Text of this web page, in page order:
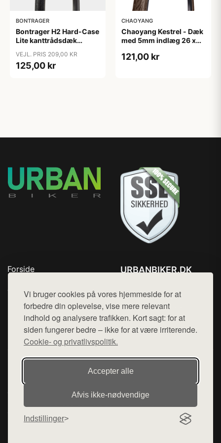
Vi bruger cookies på vores hjemmeside for at
forbedre din oplevelse, vise mere relevant
indhold og analysere trafikken. Kort sagt: for at
siden fungerer bedre – ikke for at være irriterende.
Cookie- og privatlivspolitik.
Accepter alle
Afvis ikke‑nødvendige
Indstillinger
BONTRAGER
Bontrager H2 Hard-Case
Lite kanttrådsdæk
refleks
VEJL. PRIS 209,00 KR
125,00 kr
CHAOYANG
Chaoyang Kestrel - Dæk
med 5mm indlæg 26 x
Brun
121,00 kr
Forside
Top Rabatter
Blog
Kontakt
URBANBIKER.DK
Mail: hej@want.dk
Cookie- og privatlivspolitik
Denne side er en del af want.dk, der udgiver en række
hjemmesider med præsentation af forskellige produkter fra
diverse webshops. Der sælges ikke varer fra denne side - vi
varerne på lager.